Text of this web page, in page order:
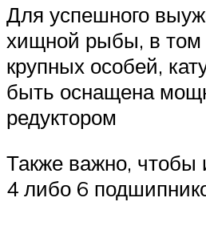
Для успешного
хищной рыбы, в том
крупных особей,
быть оснащена
редуктором
Также важно, чтобы
4 либо 6